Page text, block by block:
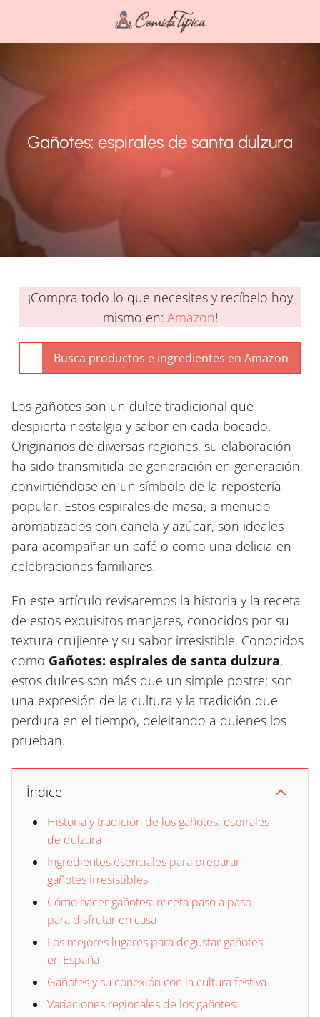
Gañotes: espirales de santa dulzura
¡Compra todo lo que necesites y recíbelo hoy
mismo en: Amazon!
Los gañotes son un dulce tradicional que
despierta nostalgia y sabor en cada bocado.
Originarios de diversas regiones, su elaboración
ha sido transmitida de generación en generación,
convirtiéndose en un símbolo de la repostería
popular. Estos espirales de masa, a menudo
aromatizados con canela y azúcar, son ideales
para acompañar un café o como una delicia en
celebraciones familiares.
En este artículo revisaremos la historia y la receta
de estos exquisitos manjares, conocidos por su
textura crujiente y su sabor irresistible. Conocidos
como Gañotes: espirales de santa dulzura,
estos dulces son más que un simple postre; son
una expresión de la cultura y la tradición que
perdura en el tiempo, deleitando a quienes los
prueban.
Índice
Historia y tradición de los gañotes: espirales
de dulzura
Ingredientes esenciales para preparar
gañotes irresistibles
Cómo hacer gañotes: receta paso a paso
para disfrutar en casa
Los mejores lugares para degustar gañotes
en España
Gañotes y su conexión con la cultura festiva
Variaciones regionales de los gañotes: